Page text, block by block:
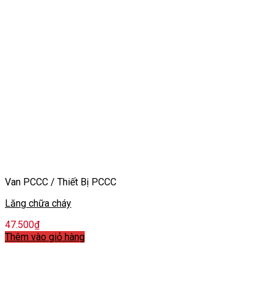
Van PCCC / Thiết Bị PCCC
Lăng chữa cháy
47.500₫
Thêm vào giỏ hàng